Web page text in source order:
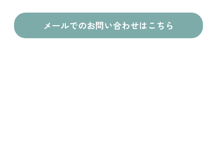
メールでのお問い合わせはこちら